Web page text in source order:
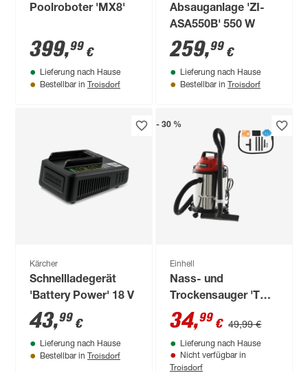
Poolroboter 'MX8'
399,99 €
Lieferung nach Hause
Bestellbar in Troisdorf
Absauganlage 'ZI-
ASA550B' 550 W
259,99 €
Lieferung nach Hause
Bestellbar in Troisdorf
Kärcher
Schnellladegerät
'Battery Power' 18 V
43,99 €
Lieferung nach Hause
Bestellbar in Troisdorf
- 30 %
Einhell
Nass- und
Trockensauger 'TC-
VC 1815 S' 1250 W
34,99 € 49,99 €
Lieferung nach Hause
Nicht verfügbar in
Troisdorf